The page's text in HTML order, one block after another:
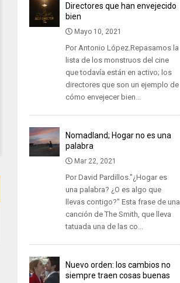
Directores que han envejecido
bien
Mayo 10, 2021
Por Antonio López.Repasamos la
lista de los monstruos del cine
que todavía están en activo; los
directores que son un ejemplo de
cómo envejecer bien...
Nomadland; Hogar no es una
palabra
Mar 22, 2021
Por David Pardillos."¿Hogar es
una palabra? ¿O es algo que
llevas contigo?" Esta frase de una
canción de The Smith, que lleva
tatuada una de las co...
Nuevo orden: los cambios no
siempre traen cosas buenas